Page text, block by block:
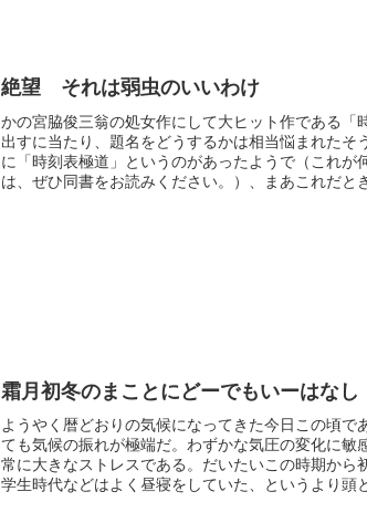
絶望 それは弱虫のいいわけ
かの宮脇俊三翁の処女作にして大ヒット作である「
出すに当たり、題名をどうするかは相当悩まれたそ
に「時刻表極道」というのがあったようで（これが
は、ぜひ同書をお読みください。）、まあこれだと
霜月初冬のまことにどーでもいーはなし
ようやく暦どおりの気候になってきた今日この頃で
ても気候の振れが極端だ。わずかな気圧の変化に敏
常に大きなストレスである。だいたいこの時期から
学生時代などはよく昼寝をしていた、というより頭